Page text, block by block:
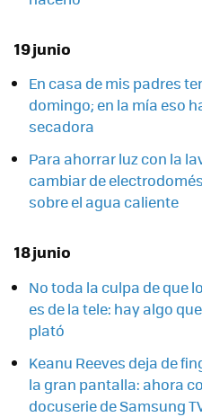
19 junio
En casa de mis padres
domingo; en la mía eso
secadora
Para ahorrar luz con la
cambiar de
sobre el agua caliente
18 junio
No toda la culpa de que
es de la tele: hay algo
plató
Keanu Reeves deja de
la gran pantalla: ahora
docuserie de Samsung